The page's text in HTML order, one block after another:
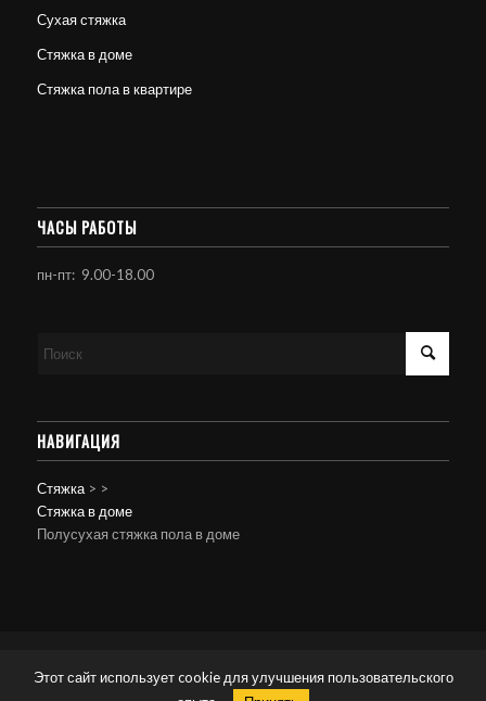
Сухая стяжка
Стяжка в доме
Стяжка пола в квартире
ЧАСЫ РАБОТЫ
пн-пт: 9.00-18.00
НАВИГАЦИЯ
Стяжка>
Стяжка в доме
>
Полусухая стяжка пола в доме
WordPress Theme
Этот сайт использует cookie для улучшения пользовательского